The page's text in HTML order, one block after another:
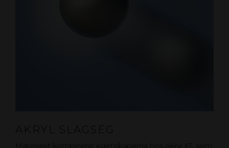
AKRYL SLAGSEG
Materialet kombinerar egenskaperna hos Akryl XT, som